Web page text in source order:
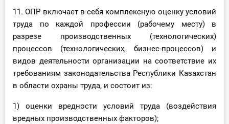
11. ОПР включает в себя комплексную оценку условий
труда по каждой профессии (рабочему месту) в
разрезе производственных (технологических)
процессов (технологических, бизнес-процессов) и
видов деятельности организации на соответствие их
требованиям законодательства Республики Казахстан
в области охраны труда, и состоит из:
1) оценки вредности условий труда (воздействия
вредных производственных факторов);